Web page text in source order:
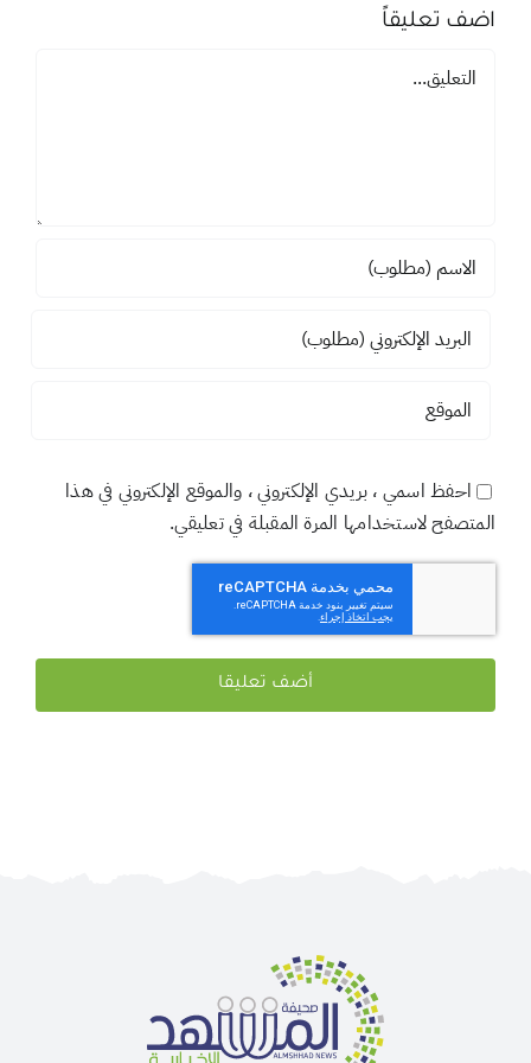
مقالات أخرى للكاتب
احفظ اسمي ، بريدي الإلكتروني ، والموقع الإلكتروني في هذا
المتصفح لاستخدامها المرة المقبلة في تعليقي.